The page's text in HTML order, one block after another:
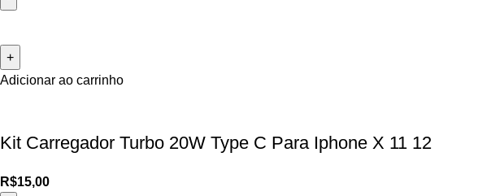
Adicionar ao carrinho
Kit Carregador Turbo 20W Type C Para Iphone X 11 12
R$15,00